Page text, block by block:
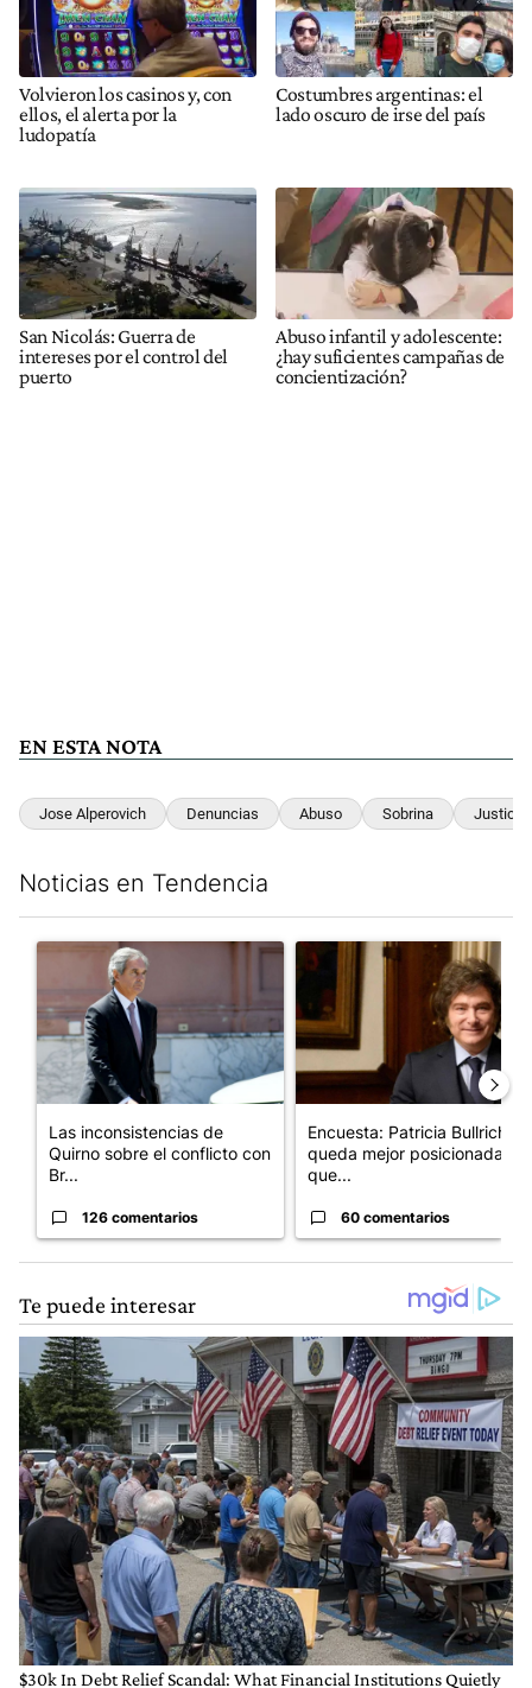
Volvieron los casinos y, con
ellos, el alerta por la
ludopatía
Costumbres argentinas: el
lado oscuro de irse del país
San Nicolás: Guerra de
intereses por el control del
puerto
Abuso infantil y adolescente:
¿hay suficientes campañas de
concientización?
EN ESTA NOTA
Jose Alperovich Denuncias Abuso Sobrina Justicia
Noticias en Tendencia
Un artículo de tendencia con el título "Las inconsistencias de
Las inconsistencias de
Quirno sobre el conflicto con
Br...
126 comentarios
Un artículo de tendencia con
Encuesta: Patricia Bullrich
queda mejor posicionada
que...
60 comentarios